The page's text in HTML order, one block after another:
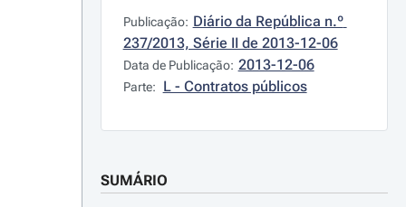
Publicação: Diário da República n.º
237/2013, Série II de 2013-12-06
Data de Publicação: 2013-12-06
Parte: L - Contratos públicos
SUMÁRIO